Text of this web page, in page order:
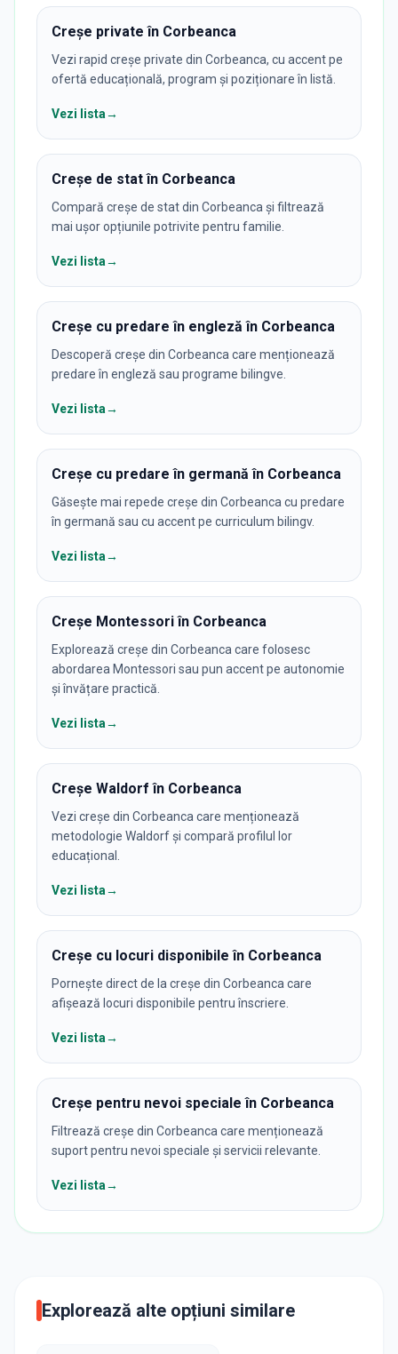
Creșe private în Corbeanca
Vezi rapid creșe private din Corbeanca, cu accent pe
ofertă educațională, program și poziționare în listă.
Vezi lista→
Creșe de stat în Corbeanca
Compară creșe de stat din Corbeanca și filtrează
mai ușor opțiunile potrivite pentru familie.
Vezi lista→
Creșe cu predare în engleză în Corbeanca
Descoperă creșe din Corbeanca care menționează
predare în engleză sau programe bilingve.
Vezi lista→
Creșe cu predare în germană în Corbeanca
Găsește mai repede creșe din Corbeanca cu predare
în germană sau cu accent pe curriculum bilingv.
Vezi lista→
Creșe Montessori în Corbeanca
Explorează creșe din Corbeanca care folosesc
abordarea Montessori sau pun accent pe autonomie
și învățare practică.
Vezi lista→
Creșe Waldorf în Corbeanca
Vezi creșe din Corbeanca care menționează
metodologie Waldorf și compară profilul lor
educațional.
Vezi lista→
Creșe cu locuri disponibile în Corbeanca
Pornește direct de la creșe din Corbeanca care
afișează locuri disponibile pentru înscriere.
Vezi lista→
Creșe pentru nevoi speciale în Corbeanca
Filtrează creșe din Corbeanca care menționează
suport pentru nevoi speciale și servicii relevante.
Vezi lista→
Explorează alte opțiuni similare